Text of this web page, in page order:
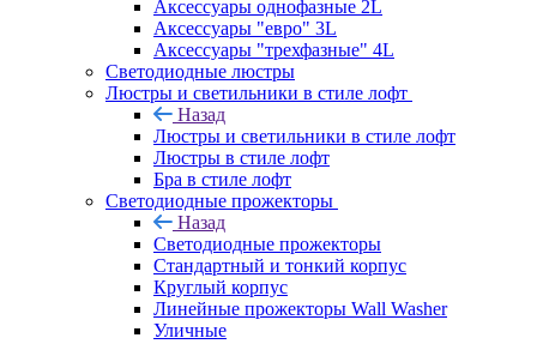
Аксессуары однофазные 2L
Аксессуары "евро" 3L
Аксессуары "трехфазные" 4L
Светодиодные люстры
Люстры и светильники в стиле лофт
Назад
Люстры и светильники в стиле лофт
Люстры в стиле лофт
Бра в стиле лофт
Светодиодные прожекторы
Назад
Светодиодные прожекторы
Стандартный и тонкий корпус
Круглый корпус
Линейные прожекторы Wall Washer
Уличные